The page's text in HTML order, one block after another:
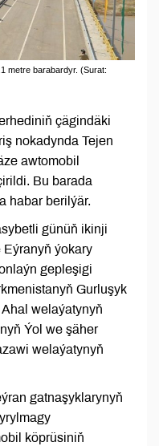
metre barabardyr. (Surat:
çägindäki
nokadynda Tejen
awtomobil
Bu barada
habar berilýär.
günüň ikinji
ýokary
gepleşigi
Gurluşyk
welaýatynyň
Ýol we şäher
welaýatynyň
gatnaşyklarynyň
köprüsiniň